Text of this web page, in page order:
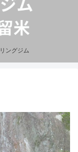
ングジム